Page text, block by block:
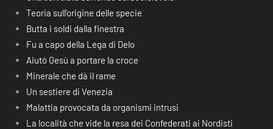
Teoria sull’origine delle specie
Butta i soldi dalla finestra
Fu a capo della Lega di Delo
Aiutò Gesù a portare la croce
Minerale che dà il rame
Un sestiere di Venezia
Malattia provocata da organismi intrusi
La località che vide la resa dei Confederati ai Nordisti